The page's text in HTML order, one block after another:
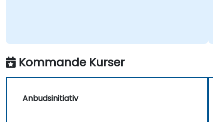
Kommande Kurser
Anbudsinitiativ